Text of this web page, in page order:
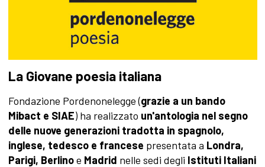
La Giovane poesia italiana
Fondazione Pordenonelegge (grazie a un bando
Mibact e SIAE) ha realizzato un'antologia nel segno
delle nuove generazioni tradotta in spagnolo,
inglese, tedesco e francese presentata a Londra,
Parigi, Berlinoe Madrid nelle sedi degli Istituti Italiani